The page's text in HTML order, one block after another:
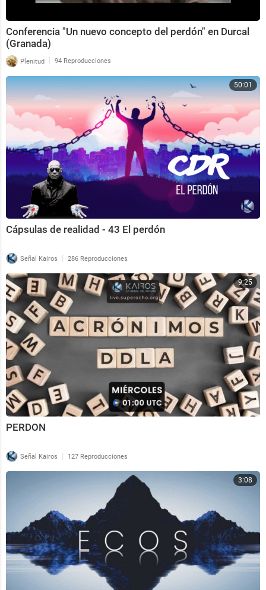
Conferencia "Un nuevo concepto del perdón" en Durcal
(Granada)
Plenitud | 94 Reproducciones
50:01
Cápsulas de realidad - 43 El perdón
Señal Kairos | 286 Reproducciones
9:25
PERDON
Señal Kairos | 127 Reproducciones
3:08